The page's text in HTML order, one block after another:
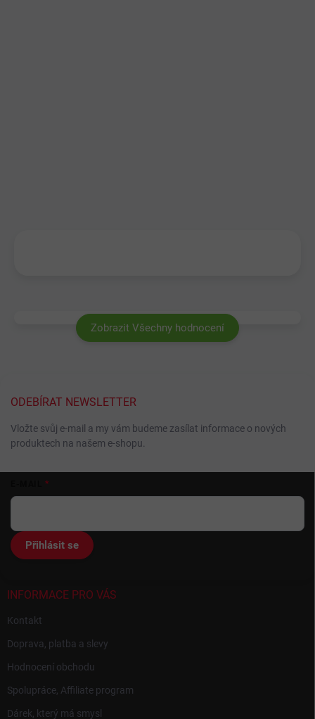
Zobrazit Všechny hodnocení
ODEBÍRAT NEWSLETTER
Vložte svůj e-mail a my vám budeme zasílat informace o nových
produktech na našem e-shopu.
Přihlásit se
INFORMACE PRO VÁS
Kontakt
Doprava, platba a slevy
Hodnocení obchodu
Spolupráce, Affiliate program
Dárek, který má smysl